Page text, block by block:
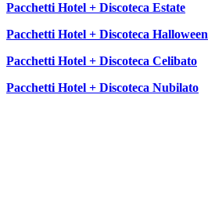
Pacchetti Hotel + Discoteca Estate
Pacchetti Hotel + Discoteca Halloween
Pacchetti Hotel + Discoteca Celibato
Pacchetti Hotel + Discoteca Nubilato